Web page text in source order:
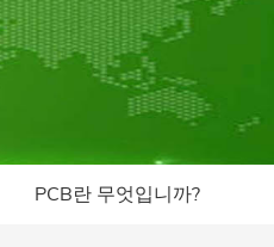
PCB란 무엇입니까?